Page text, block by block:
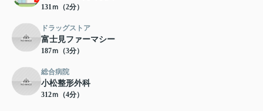
131ｍ（2分）
ドラッグストア
富士見ファーマシー
187ｍ（3分）
総合病院
小松整形外科
312ｍ（4分）